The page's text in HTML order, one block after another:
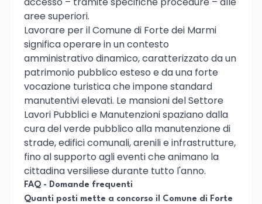
aree superiori.
Lavorare per il Comune di Forte dei Marmi
significa operare in un contesto
amministrativo dinamico, caratterizzato da un
patrimonio pubblico esteso e da una forte
vocazione turistica che impone standard
manutentivi elevati. Le mansioni del Settore
Lavori Pubblici e Manutenzioni spaziano dalla
cura del verde pubblico alla manutenzione di
strade, edifici comunali, arenili e infrastrutture,
fino al supporto agli eventi che animano la
cittadina versiliese durante tutto l'anno.
FAQ - Domande frequenti
Quanti posti mette a concorso il Comune di Forte